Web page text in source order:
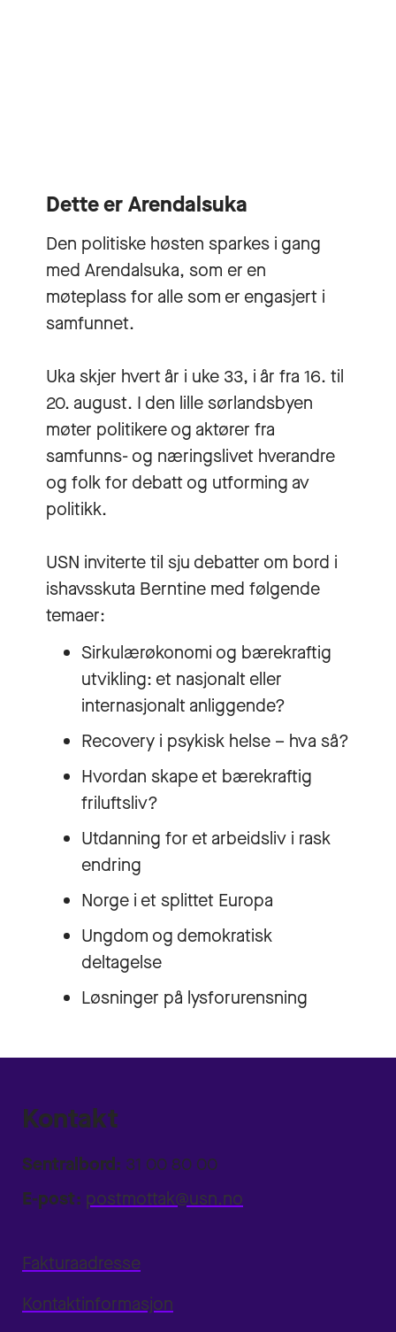
Dette er Arendalsuka
Den politiske høsten sparkes i gang
med Arendalsuka, som er en
møteplass for alle som er engasjert i
samfunnet.
Uka skjer hvert år i uke 33, i år fra 16. til
20. august. I den lille sørlandsbyen
møter politikere og aktører fra
samfunns- og næringslivet hverandre
og folk for debatt og utforming av
politikk.
USN inviterte til sju debatter om bord i
ishavsskuta Berntine med følgende
temaer:
Sirkulærøkonomi og bærekraftig
utvikling: et nasjonalt eller
internasjonalt anliggende?
Recovery i psykisk helse – hva så?
Hvordan skape et bærekraftig
friluftsliv?
Utdanning for et arbeidsliv i rask
endring
Norge i et splittet Europa
Ungdom og demokratisk
deltagelse
Løsninger på lysforurensning
Kontakt
Sentralbord: 31 00 80 00
E-post: postmottak@usn.no
Fakturaadresse
Kontaktinformasjon